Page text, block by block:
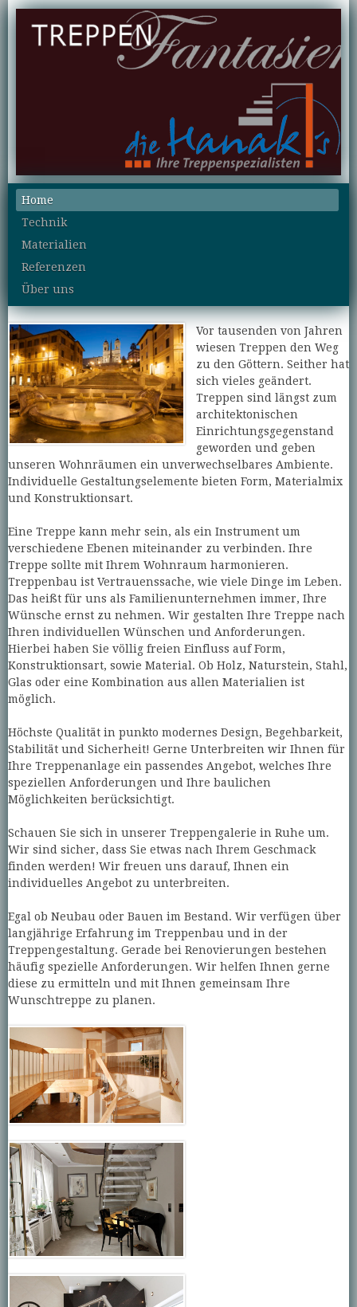
Home
Technik
Materialien
Referenzen
Über uns
Vor tausenden von Jahren
wiesen Treppen den Weg
zu den Göttern. Seither hat
sich vieles geändert.
Treppen sind längst zum
architektonischen
Einrichtungsgegenstand
geworden und geben
unseren Wohnräumen ein unverwechselbares Ambiente.
Individuelle Gestaltungselemente bieten Form, Materialmix
und Konstruktionsart.
Eine Treppe kann mehr sein, als ein Instrument um
verschiedene Ebenen miteinander zu verbinden. Ihre
Treppe sollte mit Ihrem Wohnraum harmonieren.
Treppenbau ist Vertrauenssache, wie viele Dinge im Leben.
Das heißt für uns als Familienunternehmen immer, Ihre
Wünsche ernst zu nehmen. Wir gestalten Ihre Treppe nach
Ihren individuellen Wünschen und Anforderungen.
Hierbei haben Sie völlig freien Einfluss auf Form,
Konstruktionsart, sowie Material. Ob Holz, Naturstein, Stahl,
Glas oder eine Kombination aus allen Materialien ist
möglich.
Höchste Qualität in punkto modernes Design, Begehbarkeit,
Stabilität und Sicherheit! Gerne Unterbreiten wir Ihnen für
Ihre Treppenanlage ein passendes Angebot, welches Ihre
speziellen Anforderungen und Ihre baulichen
Möglichkeiten berücksichtigt.
Schauen Sie sich in unserer Treppengalerie in Ruhe um.
Wir sind sicher, dass Sie etwas nach Ihrem Geschmack
finden werden! Wir freuen uns darauf, Ihnen ein
individuelles Angebot zu unterbreiten.
Egal ob Neubau oder Bauen im Bestand. Wir verfügen über
langjährige Erfahrung im Treppenbau und in der
Treppengestaltung. Gerade bei Renovierungen bestehen
häufig spezielle Anforderungen. Wir helfen Ihnen gerne
diese zu ermitteln und mit Ihnen gemeinsam Ihre
Wunschtreppe zu planen.